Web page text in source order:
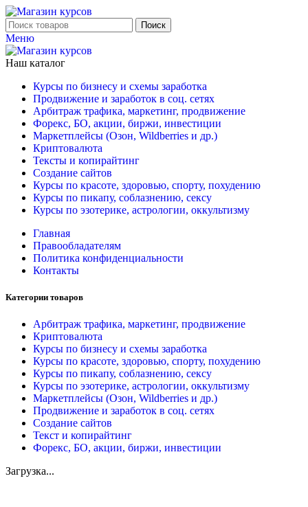
Поиск
Меню
Наш каталог
Курсы по бизнесу и схемы заработка
Продвижение и заработок в соц. сетях
Арбитраж трафика, маркетинг, продвижение
Форекс, БО, акции, биржи, инвестиции
Маркетплейсы (Озон, Wildberries и др.)
Криптовалюта
Тексты и копирайтинг
Создание сайтов
Курсы по красоте, здоровью, спорту, похудению
Курсы по пикапу, соблазнению, сексу
Курсы по эзотерике, астрологии, оккультизму
Главная
Правообладателям
Политика конфиденциальности
Контакты
Категории товаров
Арбитраж трафика, маркетинг, продвижение
Криптовалюта
Курсы по бизнесу и схемы заработка
Курсы по красоте, здоровью, спорту, похудению
Курсы по пикапу, соблазнению, сексу
Курсы по эзотерике, астрологии, оккультизму
Маркетплейсы (Озон, Wildberries и др.)
Продвижение и заработок в соц. сетях
Создание сайтов
Текст и копирайтинг
Форекс, БО, акции, биржи, инвестиции
Загрузка...